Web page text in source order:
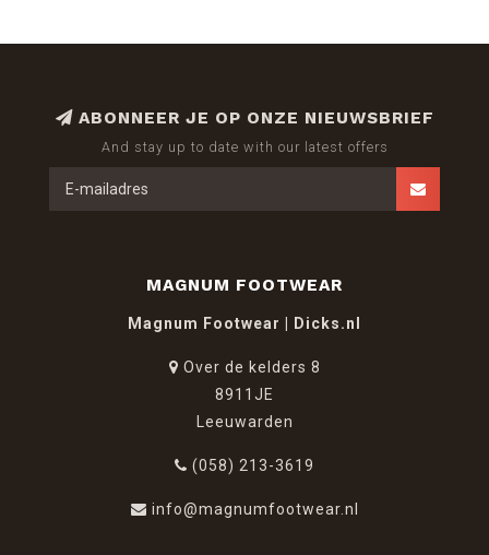
ABONNEER JE OP ONZE NIEUWSBRIEF
And stay up to date with our latest offers
MAGNUM FOOTWEAR
Magnum Footwear | Dicks.nl
Over de kelders 8
8911JE
Leeuwarden
(058) 213-3619
info@magnumfootwear.nl